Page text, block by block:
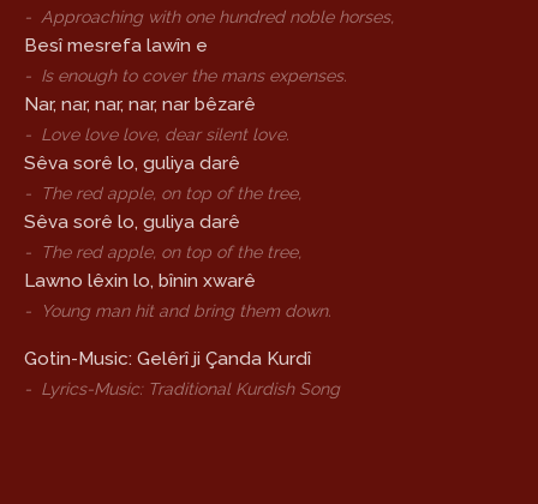
- Approaching with one hundred noble horses,
Besî mesrefa lawîn e
- Is enough to cover the mans expenses.
Nar, nar, nar, nar, nar bêzarê
- Love love love, dear silent love.
Sêva sorê lo, guliya darê
- The red apple, on top of the tree,
Sêva sorê lo, guliya darê
- The red apple, on top of the tree,
Lawno lêxin lo, bînin xwarê
- Young man hit and bring them down.
Gotin-Music: Gelêrî ji Çanda Kurdî
- Lyrics-Music: Traditional Kurdish Song